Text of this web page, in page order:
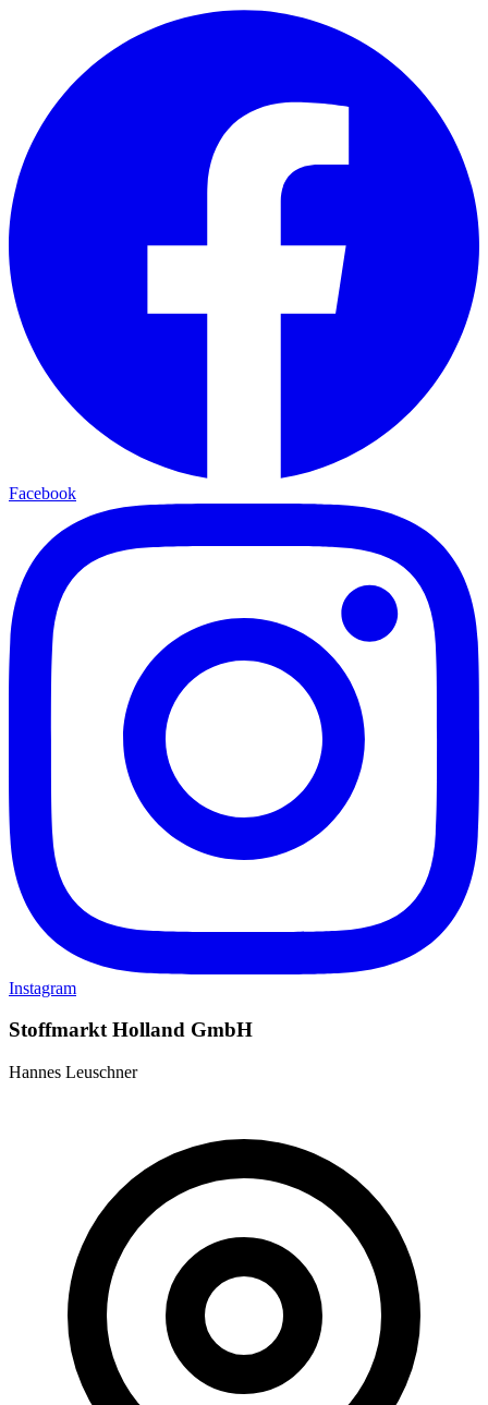
Facebook
Instagram
Stoffmarkt Holland GmbH
Hannes Leuschner